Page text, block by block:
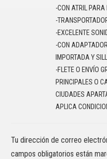
-CON ATRIL PARA
-
-EXCELENTE
-CON
IMPORTADA Y
-FLETE O ENVÍO
PRINCIPALES O
CIUDADES
APLICA
Tu dirección de correo
campos obligatorios están